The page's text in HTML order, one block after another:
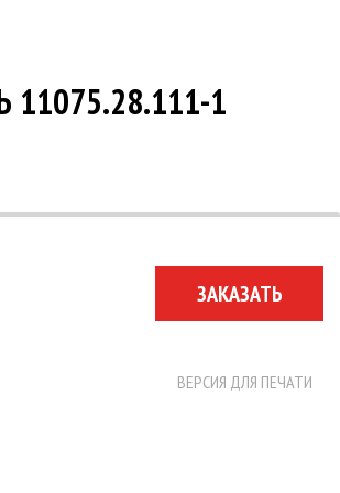
КОНТАКТЫ
11075.28.111-1
ЗАКАЗАТЬ
ВЕРСИЯ ДЛЯ ПЕЧАТИ